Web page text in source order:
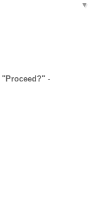
"Proceed?" -
▼